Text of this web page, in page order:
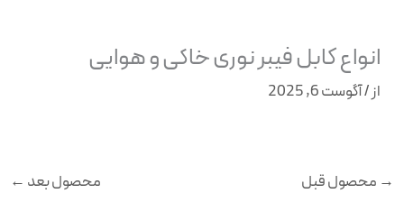
انواع کابل فیبر نوری خاکی و هوایی
از/آگوست 6, 2025
→ محصول قبل محصول بعد ←